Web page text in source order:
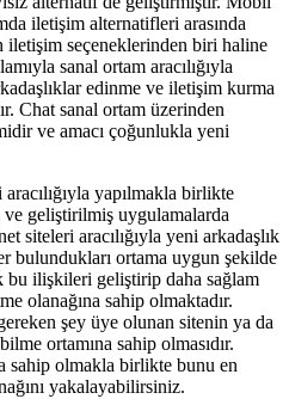
iletişim alternatifleri arasında
iletişim seçeneklerinden biri haline
sanal ortam aracılığıyla
edinme ve iletişim kurma
Chat sanal ortam üzerinden
ve amacı çoğunlukla yeni
yapılmakla birlikte
geliştirilmiş uygulamalarda
siteleri aracılığıyla yeni arkadaşlık
bulundukları ortama uygun şekilde
bu ilişkileri geliştirip daha sağlam
olanağına sahip olmaktadır.
şey üye olunan sitenin ya da
ortamına sahip olmasıdır.
sahip olmakla birlikte bunu en
yakalayabilirsiniz.